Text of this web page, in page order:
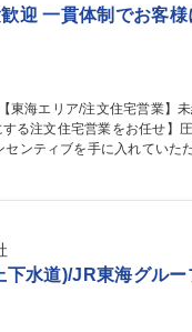
迎 一貫体制でお客
ンティブを手に入れてい
★飲食店、アパレル、ブラ
ませんか？ 募集職種 ●【東海エリア/注
無
下水道)/JR東海グル